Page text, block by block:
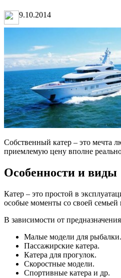
9.10.2014
Собственный катер – это мечта
приемлемую цену вполне
Особенности и виды
Катер – это простой в
особые моменты со своей семьей
В зависимости от
Малые модели для рыбалки.
Пассажирские катера.
Катера для прогулок.
Скоростные модели.
Спортивные катера и др.